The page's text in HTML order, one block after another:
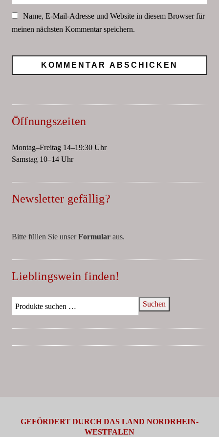
Name, E-Mail-Adresse und Website in diesem Browser für
meinen nächsten Kommentar speichern.
Öffnungszeiten
Montag–Freitag 14–19:30 Uhr
Samstag 10–14 Uhr
Newsletter gefällig?
Bitte füllen Sie unserFormularaus.
Lieblingswein finden!
Suchen
GEFÖRDERT DURCH DAS LAND NORDRHEIN-
WESTFALEN